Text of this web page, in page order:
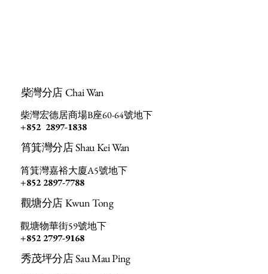
柴灣分店 Chai Wan
柴灣宏德居商場B座60-64號地下
+852 2897-1838
筲箕灣分店 Shau Kei Wan
筲箕灣嘉裕大廈A5號地下
+852 2897-7788
觀塘分店 Kwun Tong
觀塘物華街59號地下
+852 2797-9168
秀茂坪分店 Sau Mau Ping